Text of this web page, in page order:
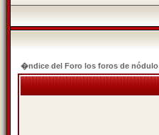
�ndice del Foro los foros de nódulo